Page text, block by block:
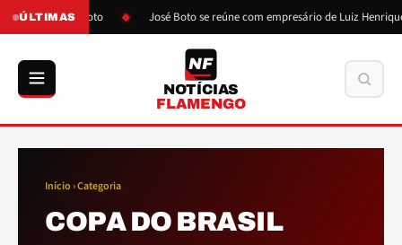
ÚLTIMAS
pressão de Boto José Boto se reúne com empresário de Luiz Henrique
NF
NOTÍCIAS
FLAMENGO
Início › Categoria
COPA DO BRASIL